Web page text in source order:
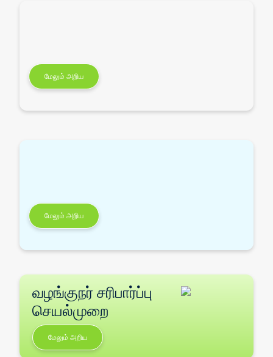
மேலும் அறிய
மேலும் அறிய
வழங்குநர் சரிபார்ப்பு
செயல்முறை
மேலும் அறிய